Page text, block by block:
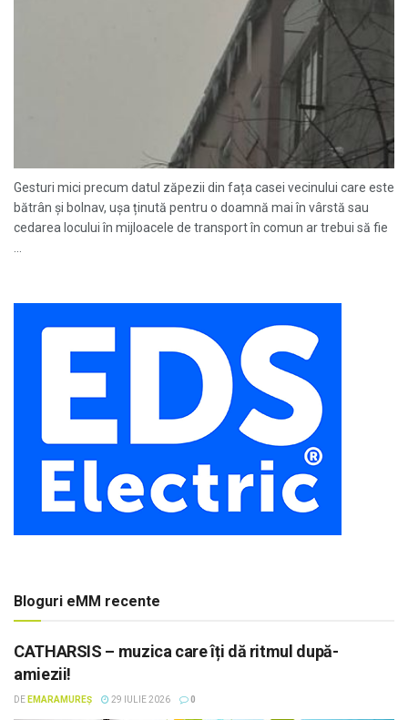
Gesturi mici precum datul zăpezii din fața casei vecinului care este
bătrân și bolnav, ușa ținută pentru o doamnă mai în vârstă sau
cedarea locului în mijloacele de transport în comun ar trebui să fie
Bloguri eMM recente
CATHARSIS – muzica care îți dă ritmul după-
amiezii!
DE EMARAMUREȘ 29 IULIE 2026 0